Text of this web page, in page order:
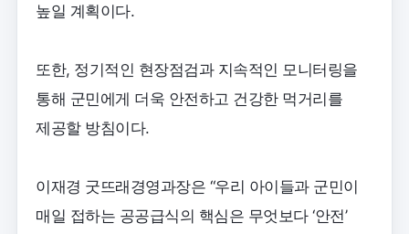
높일 계획이다.
또한, 정기적인 현장점검과 지속적인 모니터링을
통해 군민에게 더욱 안전하고 건강한 먹거리를
제공할 방침이다.
이재경 굿뜨래경영과장은 “우리 아이들과 군민이
매일 접하는 공공급식의 핵심은 무엇보다 ‘안전’